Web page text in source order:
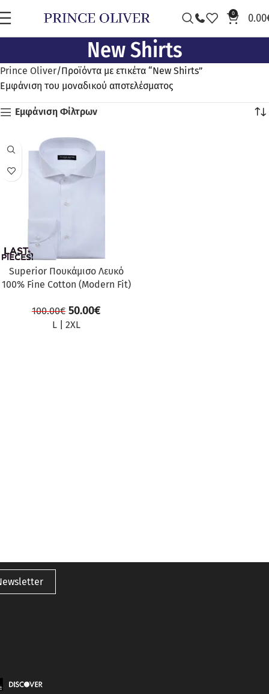
0 0.00
New Shirts
Prince Oliver Προϊόντα με ετικέτα “New Shirts”
Εμφάνιση του μοναδικού αποτελέσματος
Εμφάνιση Φίλτρων
Superior Πουκάμισο Λευκό
100% Fine Cotton (Modern Fit)
100.00€ 50.00€
L 2XL